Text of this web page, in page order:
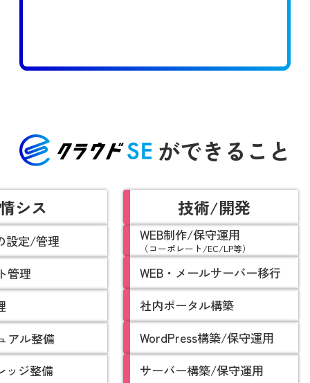
ができること
情シス
設定/管理
管理
アル整備
ッジ整備
技術/開発
WEB制作/保守運用
（コーポレート/EC/LP等）
WEB・メールサーバー移行
社内ポータル構築
WordPress構築/保守運用
サーバー構築/保守運用